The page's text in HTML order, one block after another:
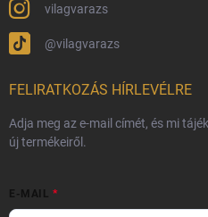
vilagvarazs
@vilagvarazs
FELIRATKOZÁS HÍRLEVÉLRE
Adja meg az e-mail címét, és mi
új termékeiről.
E-MAIL